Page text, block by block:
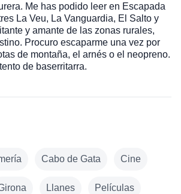
Me has podido leer en Escapada
La Veu, La Vanguardia, El Salto y
y amante de las zonas rurales,
Procuro escaparme una vez por
de montaña, el arnés o el neopreno.
de baserritarra.
Cabo de Gata Cine
Llanes Películas